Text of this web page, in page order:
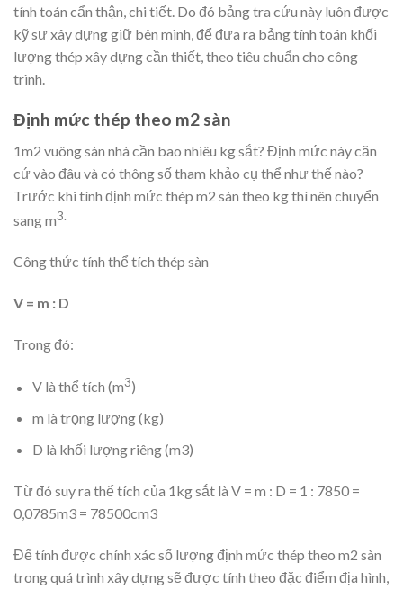
tính toán cẩn thận, chi tiết. Do đó bảng tra cứu này luôn được
kỹ sư xây dựng giữ bên mình, để đưa ra bảng tính toán khối
lượng thép xây dựng cần thiết, theo tiêu chuẩn cho công
trình.
Định mức thép theo m2 sàn
1m2 vuông sàn nhà cần bao nhiêu kg sắt? Định mức này căn
cứ vào đâu và có thông số tham khảo cụ thể như thế nào?
Trước khi tính định mức thép m2 sàn theo kg thì nên chuyển
sang m3.
Công thức tính thể tích thép sàn
V = m : D
Trong đó:
V là thể tích (m3)
m là trọng lượng (kg)
D là khối lượng riêng (m3)
Từ đó suy ra thể tích của 1kg sắt là V = m : D = 1 : 7850 =
0,0785m3 = 78500cm3
Để tính được chính xác số lượng định mức thép theo m2 sàn
trong quá trình xây dựng sẽ được tính theo đặc điểm địa hình,